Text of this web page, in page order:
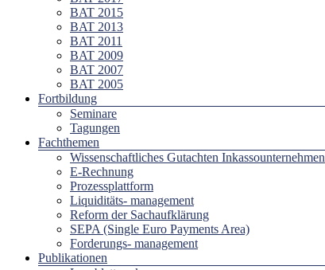
BAT 2015
BAT 2013
BAT 2011
BAT 2009
BAT 2007
BAT 2005
Fortbildung
Seminare
Tagungen
Fachthemen
Wissenschaftliches Gutachten Inkassounternehmen
E-Rechnung
Prozessplattform
Liquiditäts- management
Reform der Sachaufklärung
SEPA (Single Euro Payments Area)
Forderungs- management
Publikationen